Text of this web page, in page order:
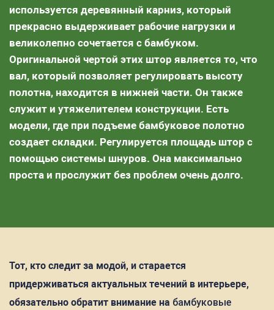
используется деревянный карниз, который
прекрасно выдерживает рабочие нагрузки и
великолепно сочетается с бамбуком.
Оригинальной чертой этих штор является то, что
вал, который позволяет регулировать высоту
полотна, находится в нижней части. Он также
служит и утяжелителем конструкции. Есть
модели, где при подъеме бамбуковое полотно
создает складки. Регулируется площадь штор с
помощью системы шнуров. Она максимально
проста и прослужит без проблем очень долго.
Тот, кто следит за модой, и старается
придерживаться актуальных течений в интерьере,
обязательно обратит внимание на бамбуковые